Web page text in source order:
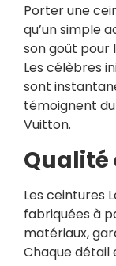
Porter une
qu’un simple
son goût pour
Les célèbres
sont
témoignent
Vuitton.
Qualité
Les ceintures
fabriquées à
matériaux,
Chaque détail